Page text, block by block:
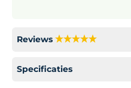
Reviews
Specificaties